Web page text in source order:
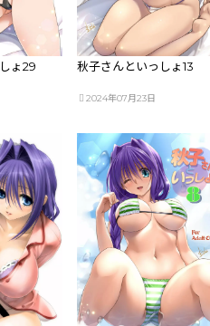
ょ29 秋子さんといっしょ13
2024年07月23日